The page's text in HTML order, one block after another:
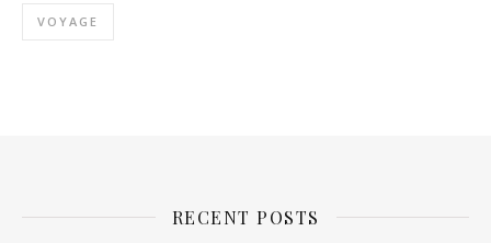
VOYAGE
RECENT POSTS